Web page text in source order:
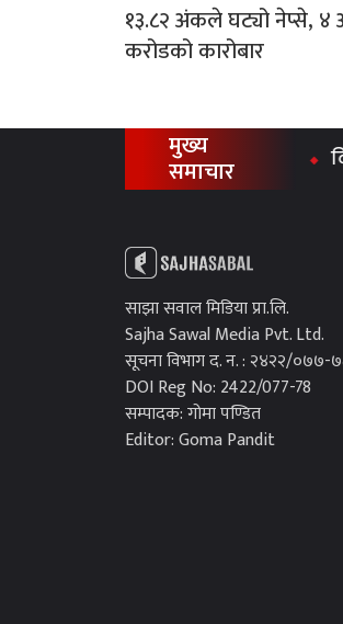
१३.८२ अंकले घट्यो नेप्से, ४
करोडको कारोबार
मुख्य
समाचार
साझा सवाल मिडिया प्रा.लि.
Sajha Sawal Media Pvt. Ltd.
सूचना विभाग द. न. : २४२२/०७७-
DOI Reg No: 2422/077-78
सम्पादक: गोमा पण्डित
Editor: Goma Pandit